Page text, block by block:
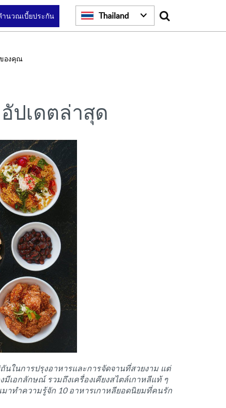
ำนวณเบี้ยประกัน Thailand Search
องคุณ
ปเดตล่าสุด
นในการปรุงอาหารและการจัดจานที่สวยงาม แต่
เอกลักษณ์ รวมถึงเครื่องเคียงสไตล์เกาหลีแท้ ๆ
ทำความรู้จัก 10 อาหารเกาหลียอดนิยมที่คนรัก